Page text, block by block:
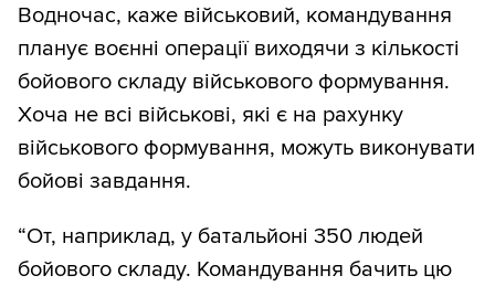
Водночас, каже військовий, командування
планує воєнні операції виходячи з кількості
бойового складу військового формування.
Хоча не всі військові, які є на рахунку
військового формування, можуть виконувати
бойові завдання.
“От, наприклад, у батальйоні 350 людей
бойового складу. Командування бачить цю